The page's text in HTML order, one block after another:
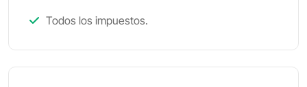
Todos los impuestos.